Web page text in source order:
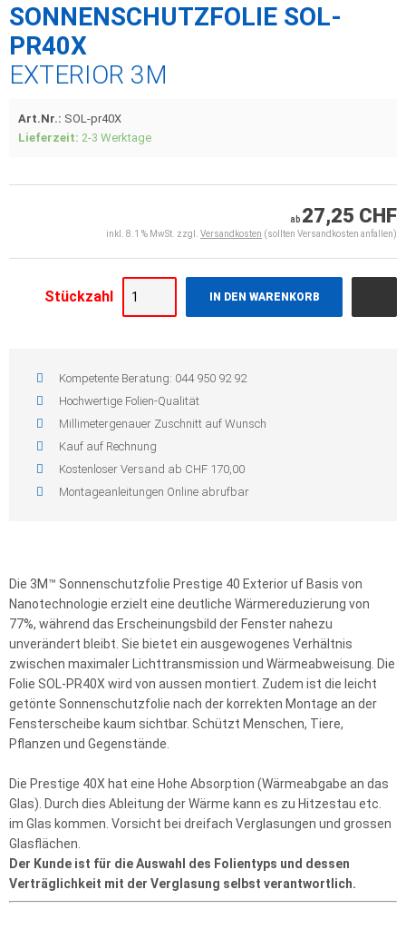
SONNENSCHUTZFOLIE SOL-
PR40X
EXTERIOR 3M
Art.Nr.: SOL-pr40X
Lieferzeit: 2-3 Werktage
ab 27,25 CHF
inkl. 8.1 % MwSt. zzgl. Versandkosten (sollten Versandkosten anfallen)
Stückzahl IN DEN WARENKORB
Kompetente Beratung: 044 950 92 92
Hochwertige Folien-Qualität
Millimetergenauer Zuschnitt auf Wunsch
Kauf auf Rechnung
Kostenloser Versand ab CHF 170,00
Montageanleitungen Online abrufbar
Die 3M™ Sonnenschutzfolie Prestige 40 Exterior uf Basis von
Nanotechnologie erzielt eine deutliche Wärmereduzierung von
77%, während das Erscheinungsbild der Fenster nahezu
unverändert bleibt. Sie bietet ein ausgewogenes Verhältnis
zwischen maximaler Lichttransmission und Wärmeabweisung. Die
Folie SOL-PR40X wird von aussen montiert. Zudem ist die leicht
getönte Sonnenschutzfolie nach der korrekten Montage an der
Fensterscheibe kaum sichtbar. Schützt Menschen, Tiere,
Pflanzen und Gegenstände.
Die Prestige 40X hat eine Hohe Absorption (Wärmeabgabe an das
Glas). Durch dies Ableitung der Wärme kann es zu Hitzestau etc.
im Glas kommen. Vorsicht bei dreifach Verglasungen und grossen
Glasflächen.
Der Kunde ist für die Auswahl des Folientyps und dessen
Verträglichkeit mit der Verglasung selbst verantwortlich.